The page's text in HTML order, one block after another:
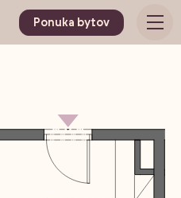
Ponuka bytov